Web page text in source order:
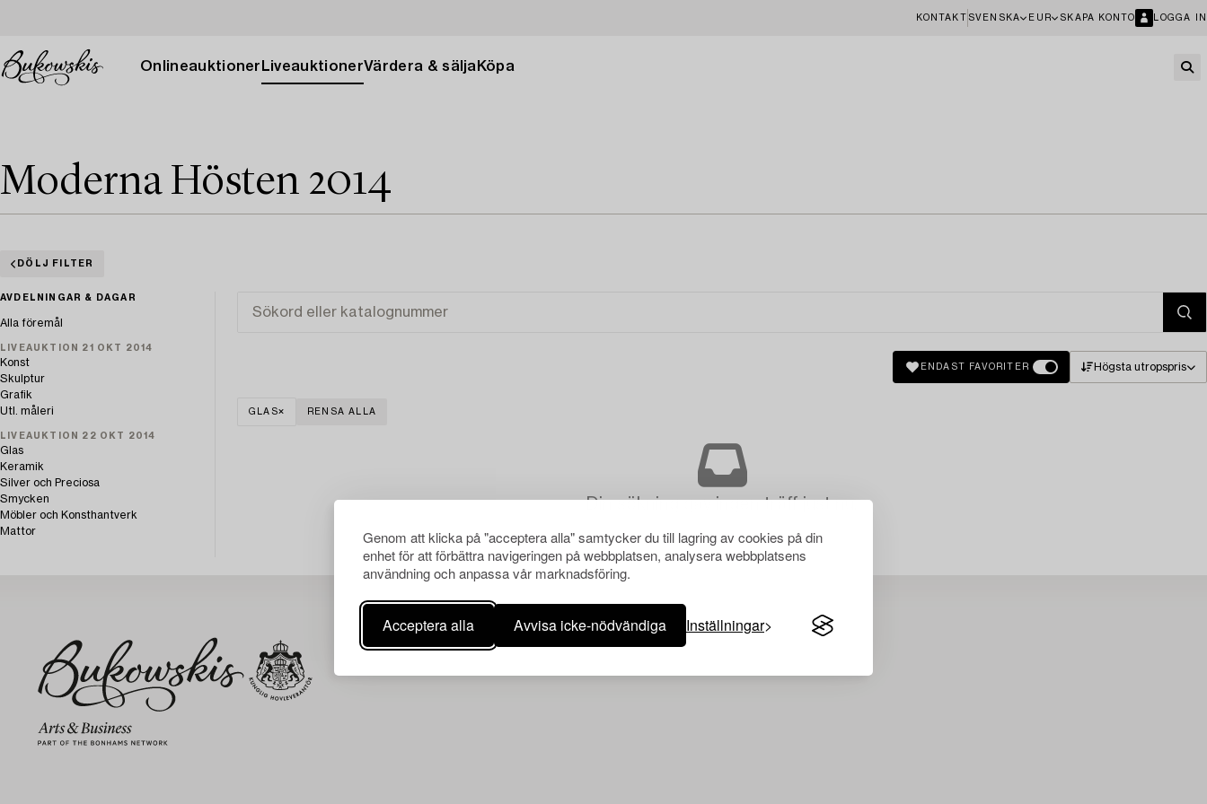
Genom att klicka på "acceptera alla" samtycker du till lagring av cookies på din
enhet för att förbättra navigeringen på webbplatsen, analysera webbplatsens
användning och anpassa vår marknadsföring.
Acceptera alla Avvisa icke-nödvändiga Inställningar
KONTAKT SVENSKA EUR SKAPA KONTO LOGGA IN
Onlineauktioner LiveauktionerVärdera & sälja Köpa
Moderna Hösten 2014
DÖLJ FILTER
AVDELNINGAR & DAGAR
Alla föremål
LIVEAUKTION 21 OKT 2014
Konst
Skulptur
Grafik
Utl. måleri
LIVEAUKTION 22 OKT 2014
Glas
Keramik
Silver och Preciosa
Smycken
Möbler och Konsthantverk
Mattor
ENDAST FAVORITER Högsta utropspris
GLAS RENSA ALLA
Din sökning gav ingen träff just nu.